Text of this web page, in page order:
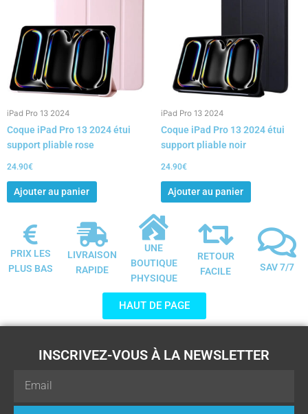
iPad Pro 13 2024
Coque iPad Pro 13 2024 étui
support pliable rose
24.90€
Ajouter au panier
iPad Pro 13 2024
Coque iPad Pro 13 2024 étui
support pliable noir
24.90€
Ajouter au panier
PRIX LES
PLUS BAS
LIVRAISON
RAPIDE
UNE
BOUTIQUE
PHYSIQUE
RETOUR
FACILE
SAV 7/7
HAUT DE PAGE
INSCRIVEZ-VOUS À LA NEWSLETTER